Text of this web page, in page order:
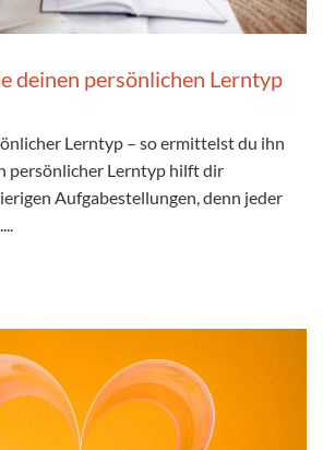
deinen persönlichen Lerntyp
Lerntyp – so ermittelst du ihn
persönlicher Lerntyp hilft dir
Aufgabestellungen, denn jeder